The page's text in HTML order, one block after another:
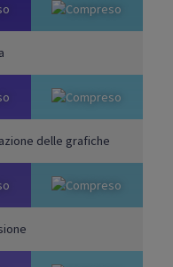
delle grafiche